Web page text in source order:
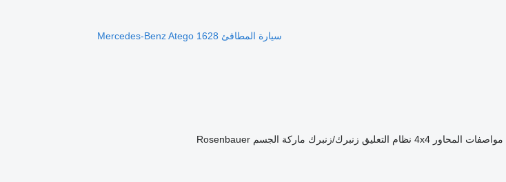
سيارة المطافئ Mercedes-Benz Atego 1628
مواصفات المحاور 4x4 نظام التعليق زنبرك/زنبرك ماركة الجسم Rosenbauer